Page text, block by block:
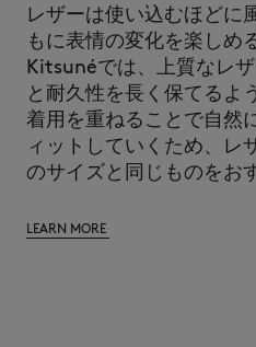
レザーは使い込むほどに
もに表情の変化を楽しめ
Kitsunéでは、上質なレ
と耐久性を長く保てるよ
着用を重ねることで自然
ィットしていくため、レ
のサイズと同じものをお
LEARN MORE